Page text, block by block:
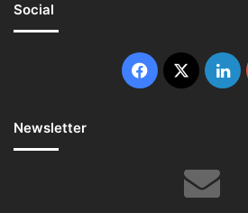
Social
Facebook
X
Newsletter